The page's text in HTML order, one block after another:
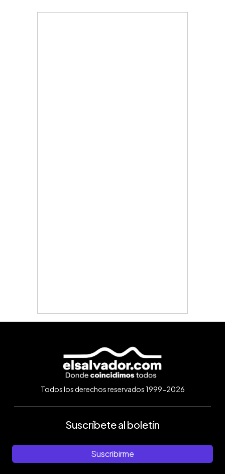
Todos los derechos reservados 1999-2026
Suscríbete al boletín
Suscribirme